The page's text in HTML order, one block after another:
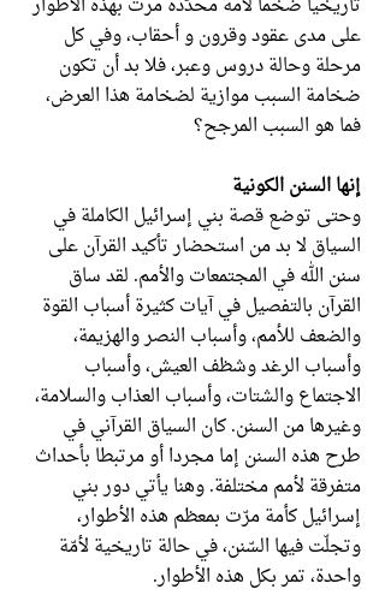
على مدى عقود وقرون و أحقاب، وفي كل
مرحلة وحالة دروس وعبر، فلا بد أن تكون
ضخامة السبب موازية لضخامة هذا العرض،
فما هو السبب المرجح؟
إنها السنن الكونية
وحتى توضع قصة بني إسرائيل الكاملة في
السياق لا بد من استحضار تأكيد القرآن على
سنن الله في المجتمعات والأمم. لقد ساق
القرآن بالتفصيل في آيات كثيرة أسباب القوة
والضعف للأمم، وأسباب النصر والهزيمة،
وأسباب الرغد وشظف العيش، وأسباب
الاجتماع والشتات، وأسباب العذاب والسلامة،
وغيرها من السنن. كان السياق القرآني في
طرح هذه السنن إما مجردا أو مرتبطا بأحداث
متفرقة لأمم مختلفة. وهنا يأتي دور بني
إسرائيل كأمة مرّت بمعظم هذه الأطوار،
وتجلّت فيها السّنن، في حالة تاريخية لأمّة
واحدة، تمر بكل هذه الأطوار.